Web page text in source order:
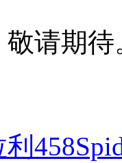
请期待